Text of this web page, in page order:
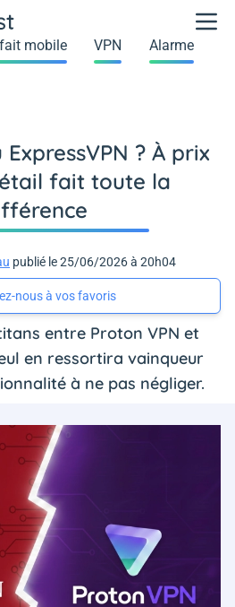
mobile VPN Alarme
? À prix
fait toute la
publié le 25/06/2026 à 20h04
nous à vos favoris
entre Proton VPN et
en ressortira vainqueur
à ne pas négliger.